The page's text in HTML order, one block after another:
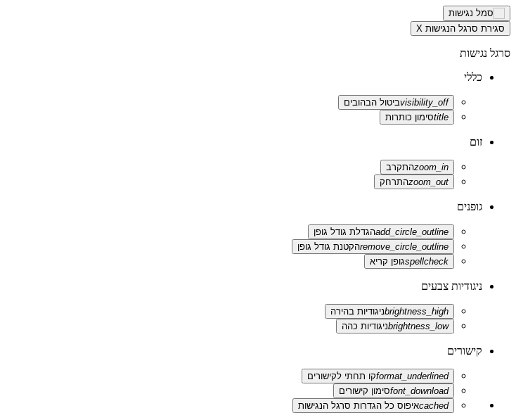
סגירת סרגל הנגישות X
סרגל נגישות
כללי
visibility_offביטול הבהובים
titleסימון כותרות
זום
zoom_inהתקרב
zoom_outהתרחק
גופנים
add_circle_outlineהגדלת גודל גופן
remove_circle_outlineהקטנת גודל גופן
spellcheckגופן קריא
ניגודיות צבעים
brightness_highניגודיות בהירה
brightness_lowניגודיות כהה
קישורים
format_underlinedקו תחתי לקישורים
font_downloadסימון קישורים
cachedאיפוס כל הגדרות סרגל הנגישות